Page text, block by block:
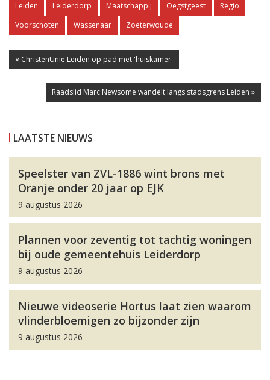
Leiden Leiderdorp Maatschappij Oegstgeest
Regio
Voorschoten
Wassenaar Zoeterwoude
« ChristenUnie Leiden op pad met 'huiskamer'
Raadslid Marc Newsome wandelt langs stadsgrens Leiden »
LAATSTE NIEUWS
Speelster van ZVL-1886 wint brons met
Oranje onder 20 jaar op EJK
9 augustus 2026
Plannen voor zeventig tot tachtig woningen
bij oude gemeentehuis Leiderdorp
9 augustus 2026
Nieuwe videoserie Hortus laat zien waarom
vlinderbloemigen zo bijzonder zijn
9 augustus 2026